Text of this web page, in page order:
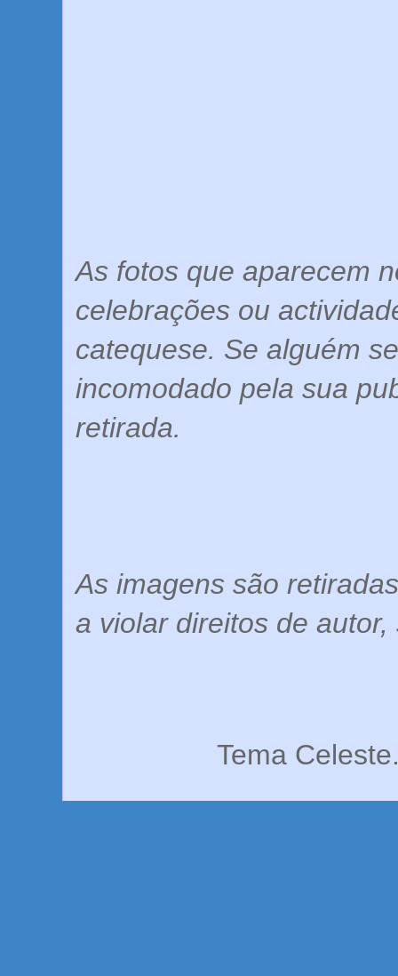
As fotos que aparecem
celebrações ou
catequese. Se alguém
incomodado pela sua
retirada.
As imagens são
a violar direitos de
Tema